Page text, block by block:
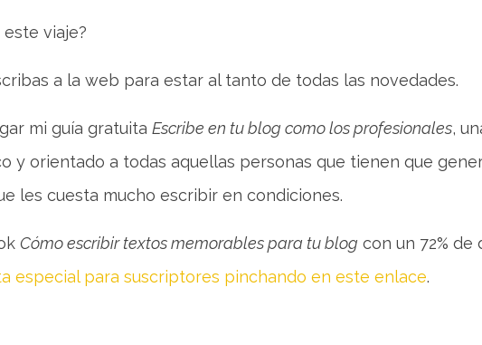
viaje?
a la web para estar al tanto de todas las novedades.
mi guía gratuita Escribe en tu blog como los profesionales,
y orientado a todas aquellas personas que tienen que
les cuesta mucho escribir en condiciones.
Cómo escribir textos memorables para tu blog con un 72% de
especial para suscriptores pinchando en este enlace.